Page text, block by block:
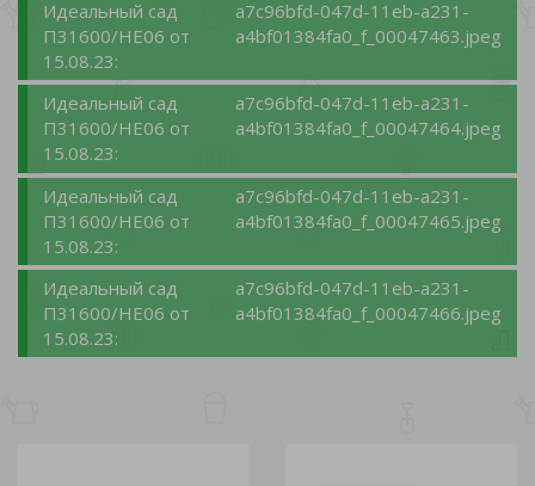
Идеальный сад
П31600/НЕ06 от
15.08.23:
a7c96bfd-047d-11eb-a231-
a4bf01384fa0_f_00047463.jpeg
Идеальный сад
П31600/НЕ06 от
15.08.23:
a7c96bfd-047d-11eb-a231-
a4bf01384fa0_f_00047464.jpeg
Идеальный сад
П31600/НЕ06 от
15.08.23:
a7c96bfd-047d-11eb-a231-
a4bf01384fa0_f_00047465.jpeg
Идеальный сад
П31600/НЕ06 от
15.08.23:
a7c96bfd-047d-11eb-a231-
a4bf01384fa0_f_00047466.jpeg